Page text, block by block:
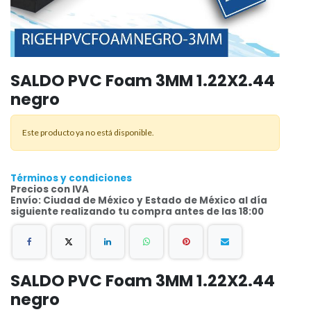
SALDO PVC Foam 3MM 1.22X2.44
negro
Este producto ya no está disponible.
Términos y condiciones
Precios con IVA
Envío: Ciudad de México y Estado de México al día
siguiente realizando tu compra antes de las 18:00
SALDO PVC Foam 3MM 1.22X2.44
negro